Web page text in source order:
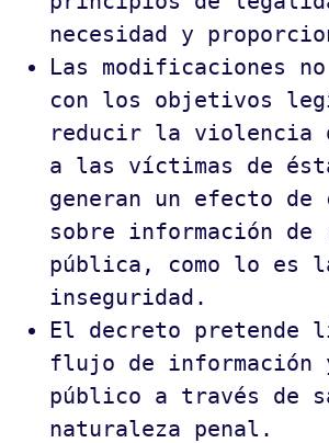
necesidad y
Las modificaciones no
con los objetivos
reducir la violencia
a las víctimas de
generan un efecto de
sobre información de
pública, como lo es
inseguridad.
El decreto pretende
flujo de información
público a través de
naturaleza penal.